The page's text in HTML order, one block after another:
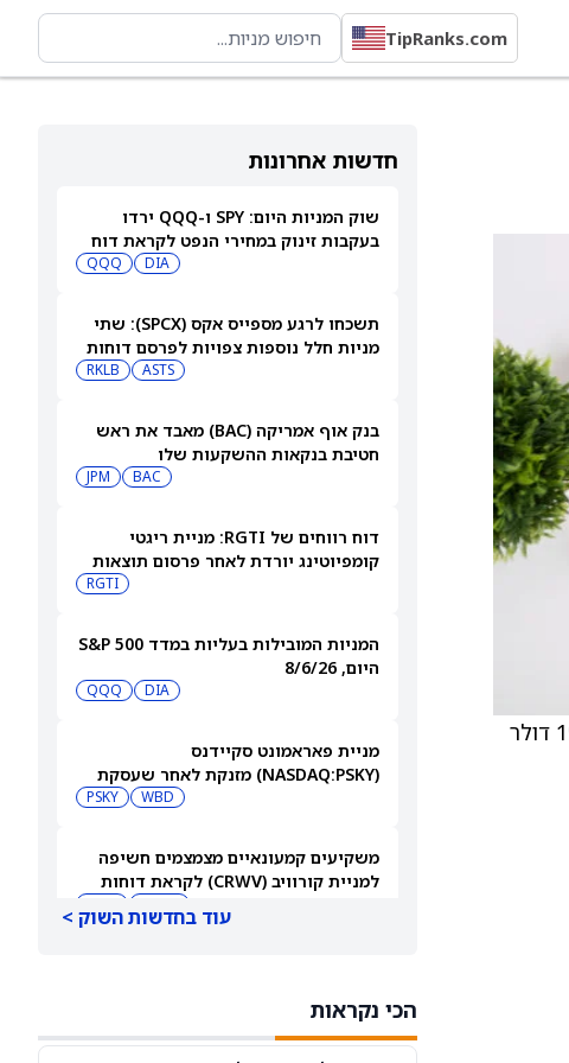
TipRanks.com
חדשות אחרונות
שוק המניות היום: SPY ו-QQQ ירדו
בעקבות זינוק במחירי הנפט לקראת דוח
DIA
QQQ
תשכחו לרגע מספייס אקס (SPCX): שתי
מניות חלל נוספות צפויות לפרסם דוחות
ASTS
RKLB
בנק אוף אמריקה (BAC) מאבד את ראש
חטיבת בנקאות ההשקעות שלו
BAC
JPM
דוח רווחים של RGTI: מניית ריגטי
קומפיוטינג יורדת לאחר פרסום תוצאות
RGTI
המניות המובילות בעליות במדד S&P 500
היום, 8/6/26
DIA
QQQ
מניית פאראמונט סקיידנס
(NASDAQ:PSKY) מזנקת לאחר שעסקת
המיזוג קיבלה אישור בבריטניהWBD
PSKY
משקיעים קמעונאיים מצמצמים חשיפה
למניית קורוויב (CRWV) לקראת דוחות
דולר
עוד בחדשות השוק >
הכי נקראות
) ל-190 דולר